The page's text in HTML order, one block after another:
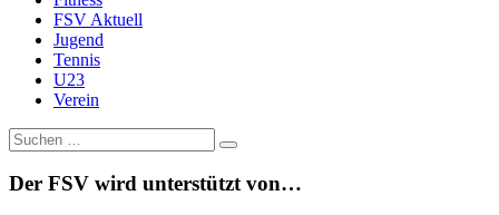
FSV Aktuell
Jugend
Tennis
U23
Verein
Suche
nach:
Der FSV wird unterstützt von…